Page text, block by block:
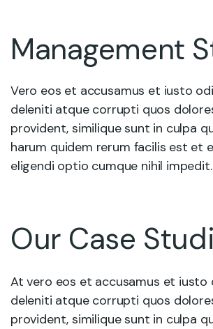
Management
Vero eos et accusamus et iusto
deleniti atque corrupti quos
provident, similique sunt in culpa
harum quidem rerum facilis est et
eligendi optio cumque nihil impedit.
Our Case
At vero eos et accusamus et
deleniti atque corrupti quos
provident, similique sunt in culpa